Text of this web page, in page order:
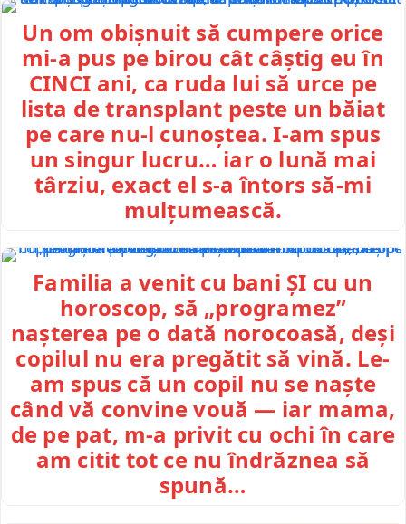
Un om obișnuit să cumpere orice
mi-a pus pe birou cât câștig eu în
CINCI ani, ca ruda lui să urce pe
lista de transplant peste un băiat
pe care nu-l cunoștea. I-am spus
un singur lucru… iar o lună mai
târziu, exact el s-a întors să-mi
mulțumească.
Familia a venit cu bani ȘI cu un
horoscop, să „programez”
nașterea pe o dată norocoasă, deși
copilul nu era pregătit să vină. Le-
am spus că un copil nu se naște
când vă convine vouă — iar mama,
de pe pat, m-a privit cu ochi în care
am citit tot ce nu îndrăznea să
spună…